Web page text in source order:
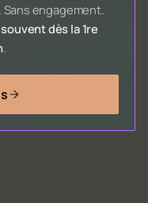
engagement.
dès la 1re
.